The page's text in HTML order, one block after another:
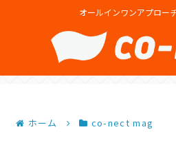
オールインワンアプロー
ホーム co-nect mag